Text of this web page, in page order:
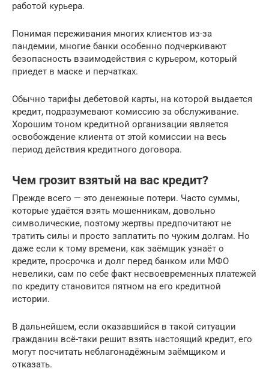
работой курьера.
Понимая переживания многих клиентов из-за
пандемии, многие банки особенно подчеркивают
безопасность взаимодействия с курьером, который
приедет в маске и перчатках.
Обычно тарифы дебетовой карты, на которой выдается
кредит, подразумевают комиссию за обслуживание.
Хорошим тоном кредитной организации является
освобождение клиента от этой комиссии на весь
период действия кредитного договора.
Чем грозит взятый на вас кредит?
Прежде всего — это денежные потери. Часто суммы,
которые удаётся взять мошенникам, довольно
символические, поэтому жертвы предпочитают не
тратить силы и просто заплатить по чужим долгам. Но
даже если к тому времени, как заёмщик узнаёт о
кредите, просрочка и долг перед банком или МФО
невелики, сам по себе факт несвоевременных платежей
по кредиту становится пятном на его кредитной
истории.
В дальнейшем, если оказавшийся в такой ситуации
гражданин всё-таки решит взять настоящий кредит, его
могут посчитать неблагонадёжным заёмщиком и
отказать.